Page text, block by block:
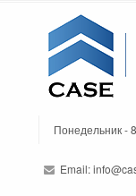
Понедельник -
Email: